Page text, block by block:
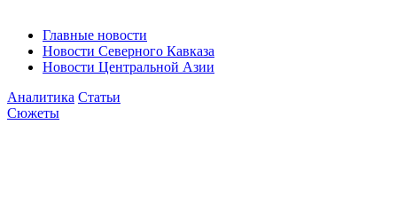
Главные новости
Новости Северного Кавказа
Новости Центральной Азии
Аналитика Статьи
Сюжеты